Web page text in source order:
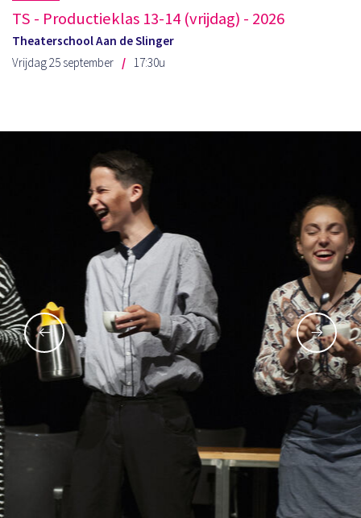
TS - Productieklas 13-14 (vrijdag) - 2026
Theaterschool Aan de Slinger
Vrijdag 25 september
17:30u